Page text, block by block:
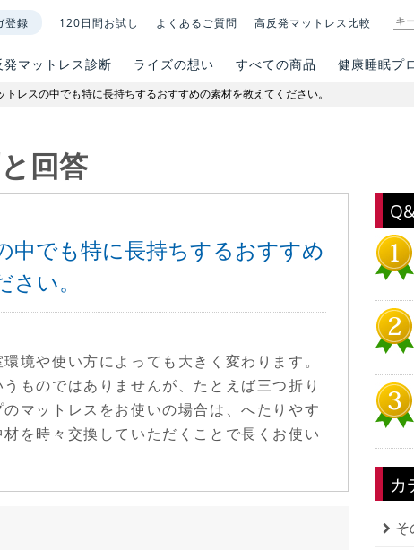
登録 120日間お試し よくあるご質問 高反発マットレス比較
発マットレス診断 ライズの想い すべての商品 健康睡眠プ
トレスの中でも特に長持ちするおすすめの素材を教えてください。
回答
中でも特に長持ちするおすすめ
い。
境や使い方によっても大きく変わります。
ものではありませんが、たとえば三つ折り
マットレスをお使いの場合は、へたりやす
を時々交換していただくことで長くお使い
カ
そ